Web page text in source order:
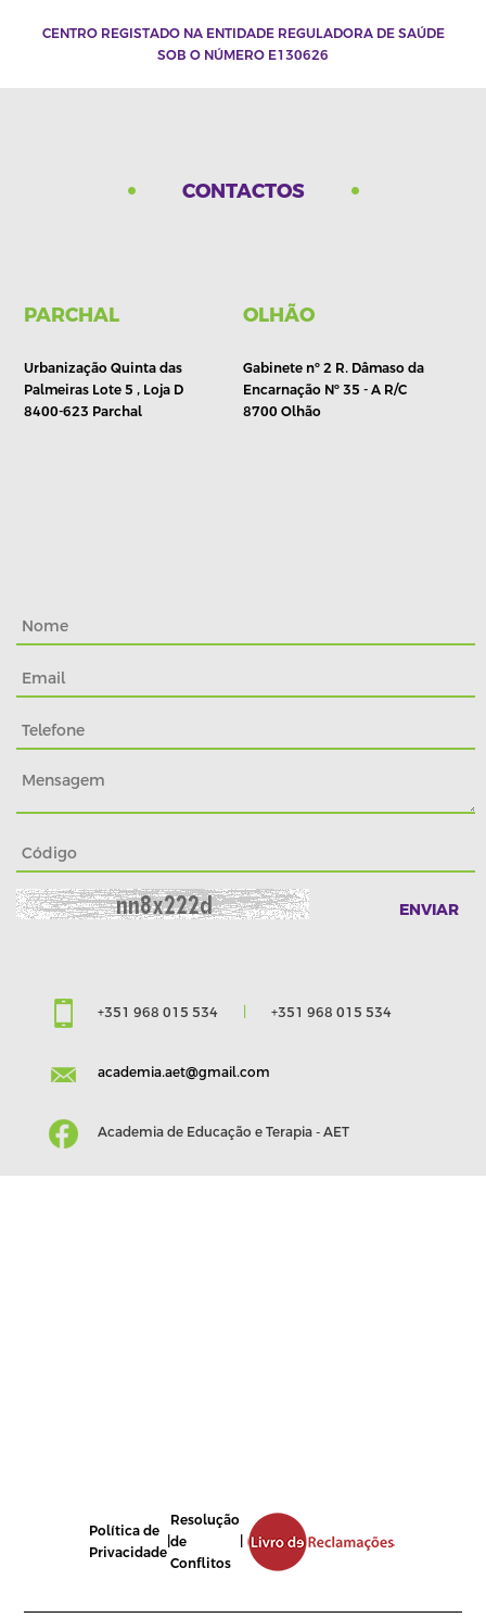
CENTRO REGISTADO NA ENTIDADE REGULADORA DE SAÚDE
SOB O NÚMERO E130626
CONTACTOS
PARCHAL
Urbanização Quinta das
Palmeiras Lote 5 , Loja D
8400-623 Parchal
OLHÃO
Gabinete nº 2 R. Dâmaso da
Encarnação Nº 35 - A R/C
8700 Olhão
+351 968 015 534 +351 968 015 534
academia.aet@gmail.com
Academia de Educação e Terapia - AET
Política de
Privacidade
Resolução
de
Conflitos